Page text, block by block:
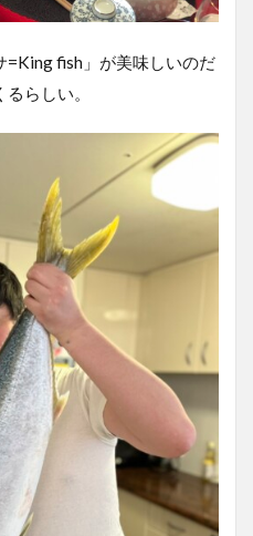
=King fish」が美味しいのだ
らしい。